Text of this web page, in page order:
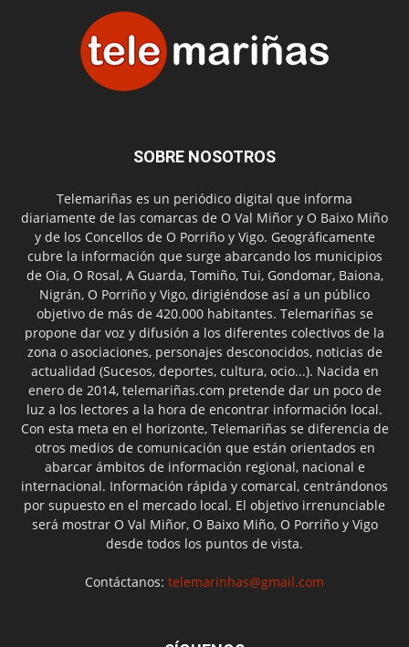
SOBRE NOSOTROS
Telemariñas es un periódico digital que informa
diariamente de las comarcas de O Val Miñor y O Baixo Miño
y de los Concellos de O Porriño y Vigo. Geográficamente
cubre la información que surge abarcando los municipios
de Oia, O Rosal, A Guarda, Tomiño, Tui, Gondomar, Baiona,
Nigrán, O Porriño y Vigo, dirigiéndose así a un público
objetivo de más de 420.000 habitantes. Telemariñas se
propone dar voz y difusión a los diferentes colectivos de la
zona o asociaciones, personajes desconocidos, noticias de
actualidad (Sucesos, deportes, cultura, ocio...). Nacida en
enero de 2014, telemariñas.com pretende dar un poco de
luz a los lectores a la hora de encontrar información local.
Con esta meta en el horizonte, Telemariñas se diferencia de
otros medios de comunicación que están orientados en
abarcar ámbitos de información regional, nacional e
internacional. Información rápida y comarcal, centrándonos
por supuesto en el mercado local. El objetivo irrenunciable
será mostrar O Val Miñor, O Baixo Miño, O Porriño y Vigo
desde todos los puntos de vista.
Contáctanos: telemarinhas@gmail.com